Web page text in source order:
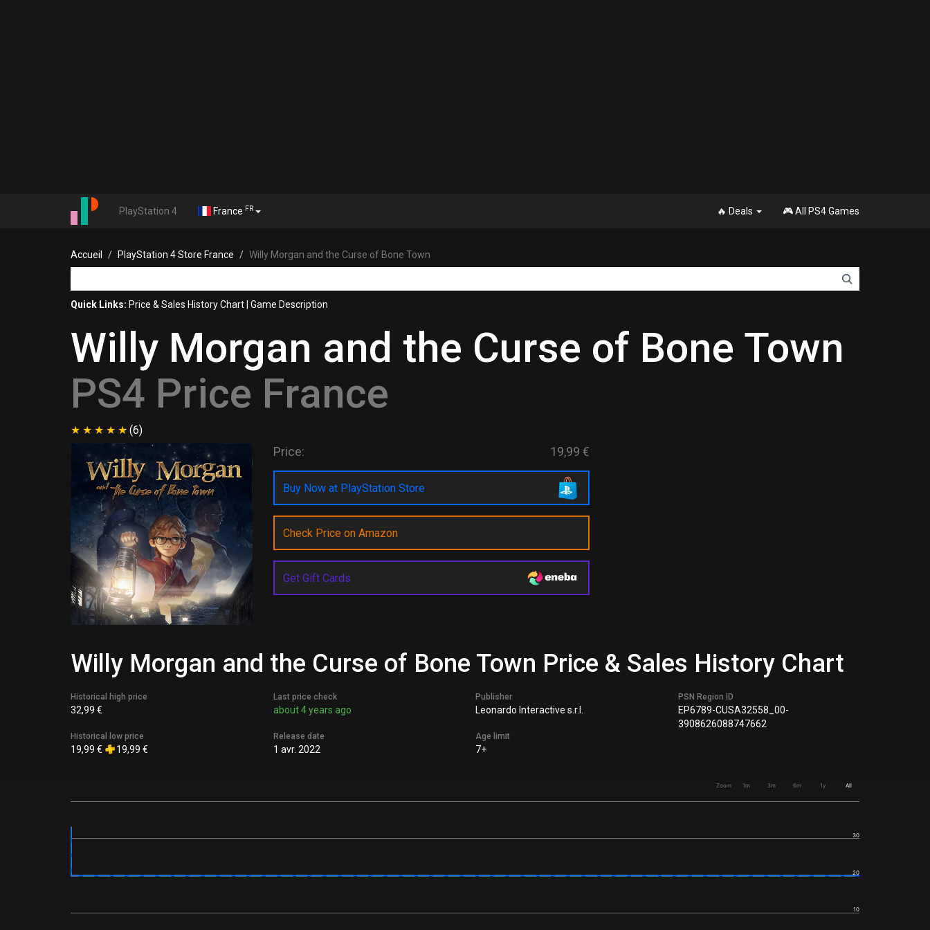
PlayStation 4 France FR 🔥 Deals 🎮 All PS4 Games
Accueil PlayStation 4 Store France Willy Morgan and the Curse of Bone Town
Quick Links: Price & Sales History Chart Game Description
Willy Morgan and the Curse of Bone Town
PS4 Price France
(6)
Price: 19,99 €
Buy Now at PlayStation Store
Check Price on Amazon
Get Gift Cards
Willy Morgan and the Curse of Bone Town Price & Sales History Chart
Historical high price
32,99 €
Historical low price
19,99 € 19,99 €
Last price check
about 4 years ago
Release date
1 avr. 2022
Publisher
Leonardo Interactive s.r.l.
Age limit
7+
PSN Region ID
EP6789-CUSA32558_00-
3908626088747662
Zoom 1m 3m 6m 1y All
10
20
30